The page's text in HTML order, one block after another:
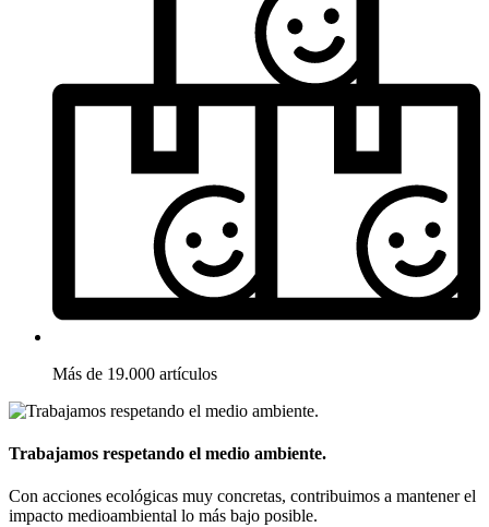
Más de 19.000 artículos
Trabajamos respetando el medio ambiente.
Con acciones ecológicas muy concretas, contribuimos a mantener el
impacto medioambiental lo más bajo posible.